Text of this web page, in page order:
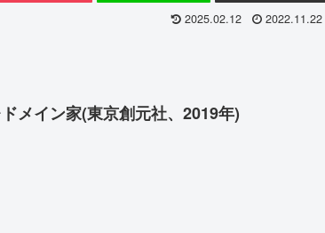
2025.02.12 2022.11.22
メイン家(東京創元社、2019年)